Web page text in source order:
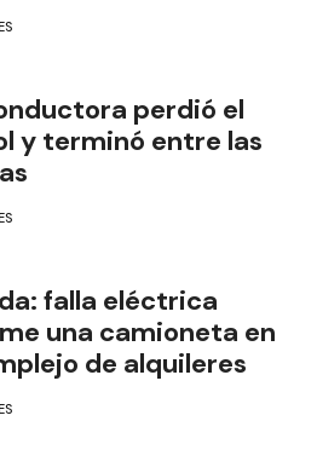
perdió el
y terminó entre las
falla eléctrica
una camioneta en
de alquileres